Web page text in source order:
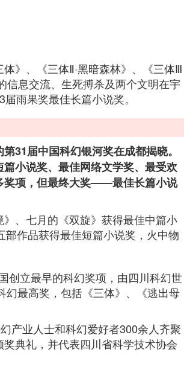
》、《三体Ⅱ·黑暗森林》、《三体Ⅲ
信息交流、生死搏杀及两个文明在宇
雨果奖最佳长篇小说奖。
31届中国科幻银河奖在成都揭晓。
小说奖、最佳网络文学奖、最受欢
奖项，但最终大奖——最佳长篇小说
、七月的《双旋》获得最佳中篇小
作品获得最佳短篇小说奖，火中物
创立最早的科幻奖项，由四川科幻世
最高奖，包括《三体》、《逃出母
产业人士和科幻爱好者300余人齐聚
典礼，并代表四川省科学技术协会